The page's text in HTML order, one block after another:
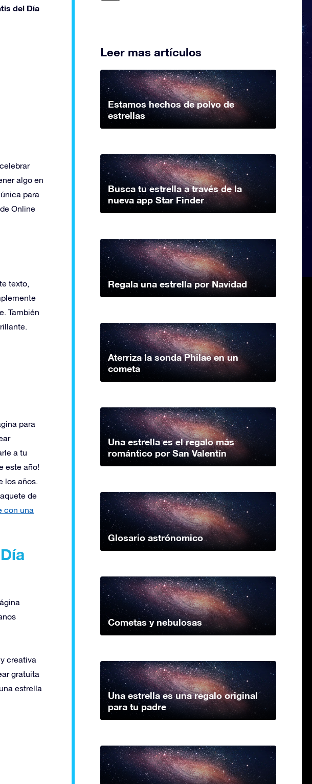
del Día
algo en
para
Online
texto,
También
para
a tu
este año!
los años.
de
con una
creativa
gratuita
estrella
Leer mas artículos
Estamos hechos de polvo de
estrellas
Busca tu estrella a través de la
nueva app Star Finder
Regala una estrella por Navidad
Aterriza la sonda Philae en un
cometa
Una estrella es el regalo más
romántico por San Valentín
Glosario astrónomico
Cometas y nebulosas
Una estrella es una regalo original
para tu padre